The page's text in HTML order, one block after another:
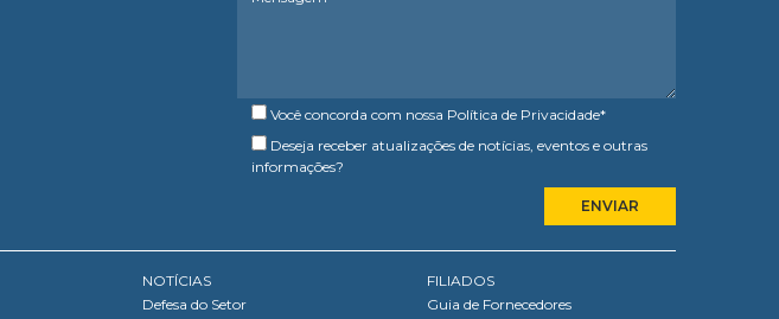
Você concorda com nossa Política de Privacidade*
Deseja receber atualizações de notícias, eventos e outras
informações?
NOTÍCIAS
Defesa do Setor
FILIADOS
Guia de Fornecedores